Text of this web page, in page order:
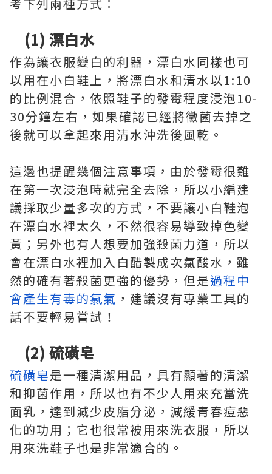
(1) 漂白水
作為讓衣服變白的利器，漂白水同樣也可
以用在小白鞋上，將漂白水和清水以1:10
的比例混合，依照鞋子的發霉程度浸泡10-
30分鐘左右，如果確認已經將黴菌去掉之
後就可以拿起來用清水沖洗後風乾。
這邊也提醒幾個注意事項，由於發霉很難
在第一次浸泡時就完全去除，所以小編建
議採取少量多次的方式，不要讓小白鞋泡
在漂白水裡太久，不然很容易導致掉色變
黃；另外也有人想要加強殺菌力道，所以
會在漂白水裡加入白醋製成次氯酸水，雖
然的確有著殺菌更強的優勢，但是過程中
會產生有毒的氯氣 ，建議沒有專業工具的
話不要輕易嘗試！
(2) 硫磺皂
硫磺皂是一種清潔用品，具有顯著的清潔
和抑菌作用，所以也有不少人用來充當洗
面乳，達到減少皮脂分泌，減緩青春痘惡
化的功用；它也很常被用來洗衣服，所以
用來洗鞋子也是非常適合的。